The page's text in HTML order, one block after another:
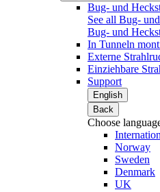
Bug- und
See all Bug-
Bug- und
In Tunneln
Externe
Einziehbare
Support
English
Back
Choose
Norway
Sweden
Denmark
UK